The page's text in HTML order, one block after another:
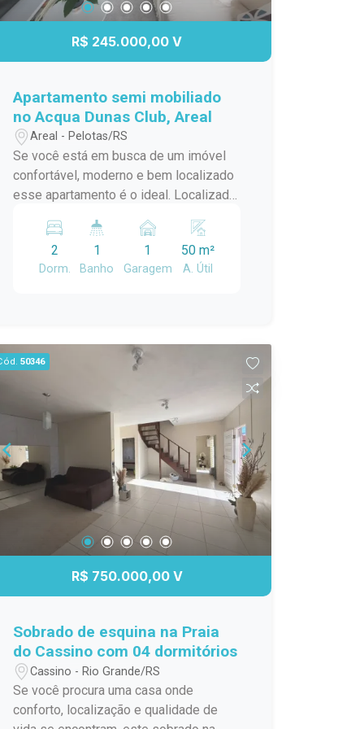
lar!
R$ 245.000,00 V
Apartamento semi mobiliado
no Acqua Dunas Club, Areal
Areal - Pelotas/RS
Se você está em busca de um imóvel
confortável, moderno e bem localizado
esse apartamento é o ideal. Localizado
oque você precisa para viver com
qualidade e praticidade. São dois
dormitórios bem iluminados Sala e
armário planejado em um dos
dormitórios e no outro base cama box e
cabeceira Banheiro com cuba moderna
box de vidro Sacada com churrasqueira
Vaga de estacionamento privativa
2
Dorm.
1
Banho
1
Garagem
50 m²
A. Útil
50346
R$ 750.000,00 V
Sobrado de esquina na Praia
do Cassino com 04 dormitórios
Cassino - Rio Grande/RS
Se você procura uma casa onde
conforto, localização e qualidade de